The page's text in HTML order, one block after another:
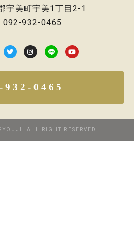
宇美町宇美1丁目2-1
092-932-0465
932-0465
ALL RIGHT RESERVED.